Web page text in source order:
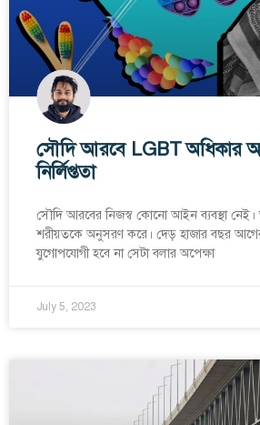
সৌদি আরবে LGBT অধিকার
নির্লিপ্ততা
সৌদি আরবের নিজস্ব কোনো আইন ব্যবস্থা
শরীয়তকে অনুসরণ করে। দেড় হাজার বছর
যুগোপযোগী হবে না সেটা বলার অপেক্ষা
July 5, 2023